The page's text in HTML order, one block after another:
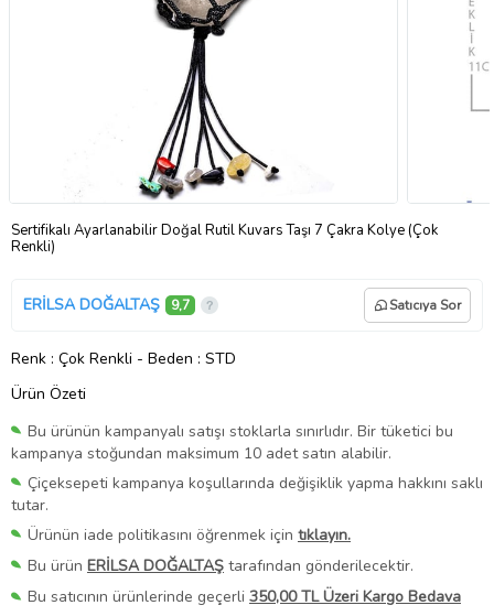
Sertifikalı Ayarlanabilir Doğal Rutil Kuvars Taşı 7 Çakra Kolye (Çok
Renkli)
ERİLSA DOĞALTAŞ 9,7 Satıcıya Sor
Renk : Çok Renkli - Beden : STD
Ürün Özeti
Bu ürünün kampanyalı satışı stoklarla sınırlıdır. Bir tüketici bu
kampanya stoğundan maksimum 10 adet satın alabilir.
Çiçeksepeti kampanya koşullarında değişiklik yapma hakkını saklı
tutar.
Ürünün iade politikasını öğrenmek için tıklayın.
Bu ürün ERİLSA DOĞALTAŞ tarafından gönderilecektir.
Bu satıcının ürünlerinde geçerli 350,00 TL Üzeri Kargo Bedava